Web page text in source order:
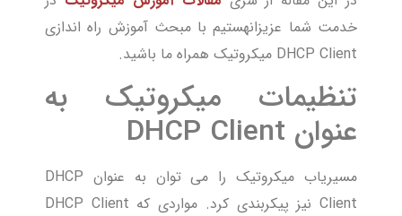
خدمت شما عزیزانهستیم با مبحث آموزش راه اندازی
DHCP Client میکروتیک همراه ما باشید.
تنظیمات میکروتیک به
عنوان DHCP Client
مسیریاب میکروتیک را می توان به عنوان DHCP
Client نیز پیکربندی کرد. مواردی که DHCP Client